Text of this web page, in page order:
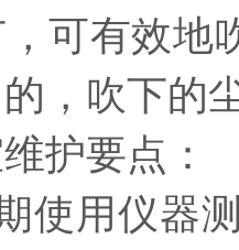
可有效地
，吹下的
要点：
用仪器测